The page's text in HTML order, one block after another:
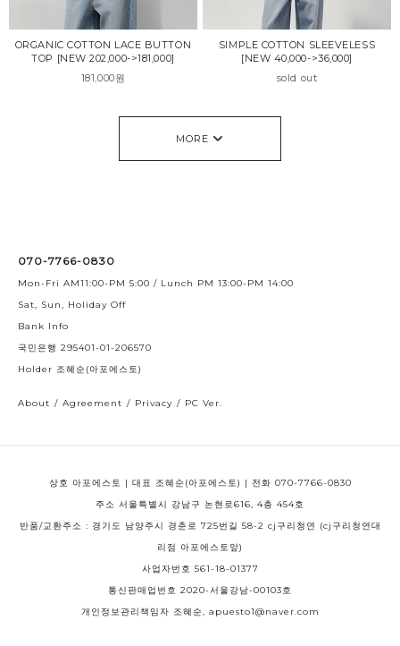
ORGANIC COTTON LACE BUTTON
TOP [NEW 202,000->181,000]
181,000원
SIMPLE COTTON SLEEVELESS
[NEW 40,000->36,000]
sold out
MORE
070-7766-0830
Mon-Fri AM11:00-PM 5:00 / Lunch PM 13:00-PM 14:00
Sat, Sun, Holiday Off
Bank Info
국민은행 295401-01-206570
Holder 조혜순(아포에스토)
About / Agreement / Privacy / PC Ver.
상호 아포에스토 | 대표 조혜순(아포에스토) | 전화 070-7766-0830
주소 서울특별시 강남구 논현로616, 4층 454호
반품/교환주소 : 경기도 남양주시 경춘로 725번길 58-2 cj구리청연 (cj구리청연대
리점 아포에스토앞)
사업자번호 561-18-01377
통신판매업번호 2020-서울강남-00103호
개인정보관리책임자 조혜순, apuesto1@naver.com